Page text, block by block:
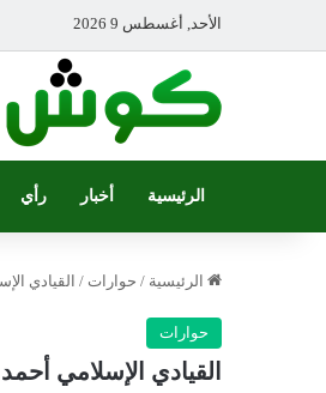
الأحد, أغسطس 9 2026
الرئيسية أخبار رأي
الرئيسية / حوارات / القيادي
حوارات
القيادي الإسلامي